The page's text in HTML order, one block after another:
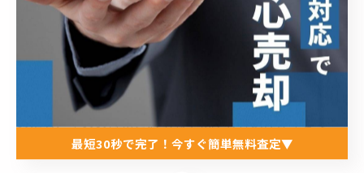
また、売却益を活用して自分や家族の将来設計に役立て
ることも可能です。野々市市は交通アクセスや生活利便
性が高いため、空き家の需要も期待できます。売却を通
じて資産の流動化を図り、安心できる生活基盤を築くた
めにも、早めの行動と適切な不動産会社選びが重要で
最短30秒で完了！今すぐ簡単無料査定▼